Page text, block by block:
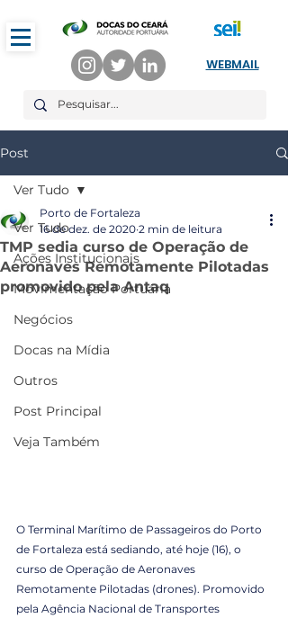
WEBMAIL
Post
Ver Tudo
Ações Institucionais
Movimentação Portuária
Negócios
Docas na Mídia
Outros
Post Principal
Veja Também
Ver Tudo
TMP sedia curso de Operação de
Aeronaves Remotamente Pilotadas
promovido pela Antaq
Porto de Fortaleza
16 de dez. de 2020 2 min de leitura
O Terminal Marítimo de Passageiros do Porto
de Fortaleza está sediando, até hoje (16), o
curso de Operação de Aeronaves
Remotamente Pilotadas (drones). Promovido
pela Agência Nacional de Transportes